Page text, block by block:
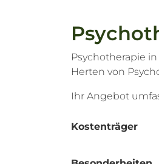
Psychotherapie
Herten von
Ihr Angebot
Kostenträger